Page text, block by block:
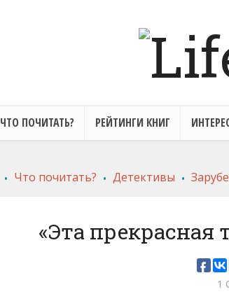
ЧТО ПОЧИТАТЬ? РЕЙТИНГИ КНИГ
. Что почитать? . Детективы .
«Эта прекрасная
1